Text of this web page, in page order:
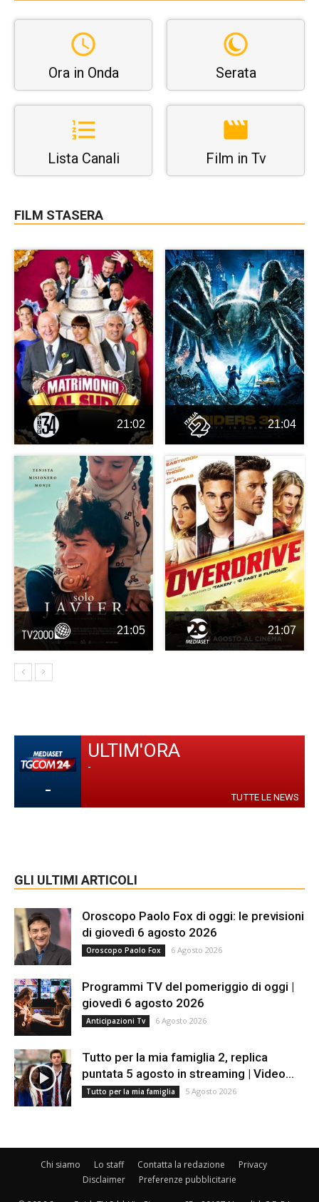
Ora in Onda Serata
Lista Canali Film in Tv
FILM STASERA
21:02 21:04
21:05 21:07
-
ULTIM'ORA
-
TUTTE LE NEWS
GLI ULTIMI ARTICOLI
Oroscopo Paolo Fox di oggi: le previsioni
di giovedì 6 agosto 2026
Oroscopo Paolo Fox 6 Agosto 2026
Programmi TV del pomeriggio di oggi |
giovedì 6 agosto 2026
Anticipazioni Tv 6 Agosto 2026
Tutto per la mia famiglia 2, replica
puntata 5 agosto in streaming | Video...
Tutto per la mia famiglia 5 Agosto 2026
Chi siamo Lo staff Contatta la redazione
Privacy
Disclaimer
Preferenze pubblicitarie